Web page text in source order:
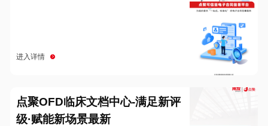
进入详情
点聚OFD临床文档中心-满足新评
级·赋能新场景最新